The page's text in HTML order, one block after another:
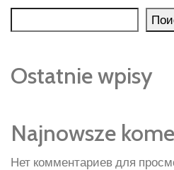
Ostatnie wpisy
Najnowsze
Нет комментариев для